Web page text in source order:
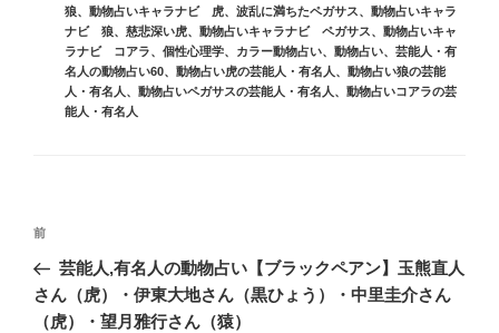
テ
ゴ
リ
ー
狼、 動物占いキャラナビ 虎、 波乱に満ちたペガサス、 動物占いキャラ
ナビ 狼、 慈悲深い虎、 動物占いキャラナビ ペガサス、 動物占いキャ
ラナビ コアラ、 個性心理学、 カラー動物占い、 動物占い、 芸能人・有
名人の動物占い60、 動物占い虎の芸能人・有名人 、 動物占い狼の芸能
人・有名人 、 動物占いペガサスの芸能人・有名人 、 動物占いコアラの芸
能人・有名人
投
ナ
ビ
前
の
投
稿
前
芸能人,有名人の動物占い【ブラックペアン】玉熊直人
さん（虎）・伊東大地さん（黒ひょう）・中里圭介さん
（虎）・望月雅行さん（猿）